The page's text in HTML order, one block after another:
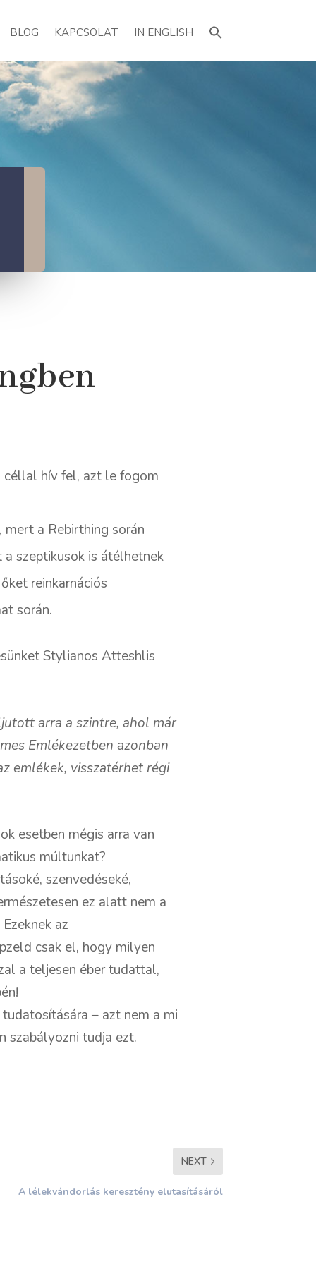
BLOG KAPCSOLAT IN ENGLISH
céllal hív fel, azt le fogom
a Rebirthing során
szeptikusok is átélhetnek
reinkarnációs
során.
Stylianos Atteshlis
arra a szintre, ahol már
Emlékezetben azonban
emlékek, visszatérhet régi
esetben mégis arra van
múltunkat?
szenvedéseké,
ez alatt nem a
az
csak el, hogy milyen
a teljesen éber tudattal,
– azt nem a mi
szabályozni tudja ezt.
NEXT
A lélekvándorlás keresztény elutasításáról